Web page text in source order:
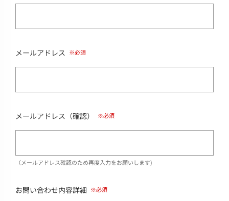
メールアドレス
メールアドレス（確認）
（メールアドレス確認のため再度入力をお願いします)
お問い合わせ内容詳細